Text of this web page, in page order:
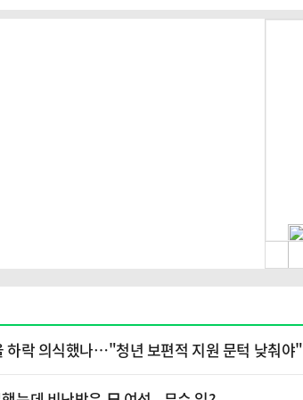
하락 의식했나…"청년 보편적 지원 문턱 낮춰야"